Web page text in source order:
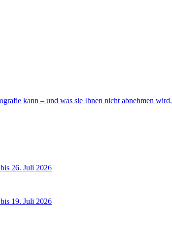
kann – und was sie Ihnen nicht abnehmen wird.
26. Juli 2026
19. Juli 2026